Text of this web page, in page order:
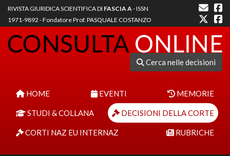
RIVISTA GIURIDICA SCIENTIFICA DI FASCIA A- ISSN
1971-9892 - Fondatore Prof. PASQUALE COSTANZO
Cerca nelle decisioni
HOME EVENTI MEMORIE
STUDI & COLLANA DECISIONI DELLA CORTE
CORTI NAZ EU INTERNAZ RUBRICHE